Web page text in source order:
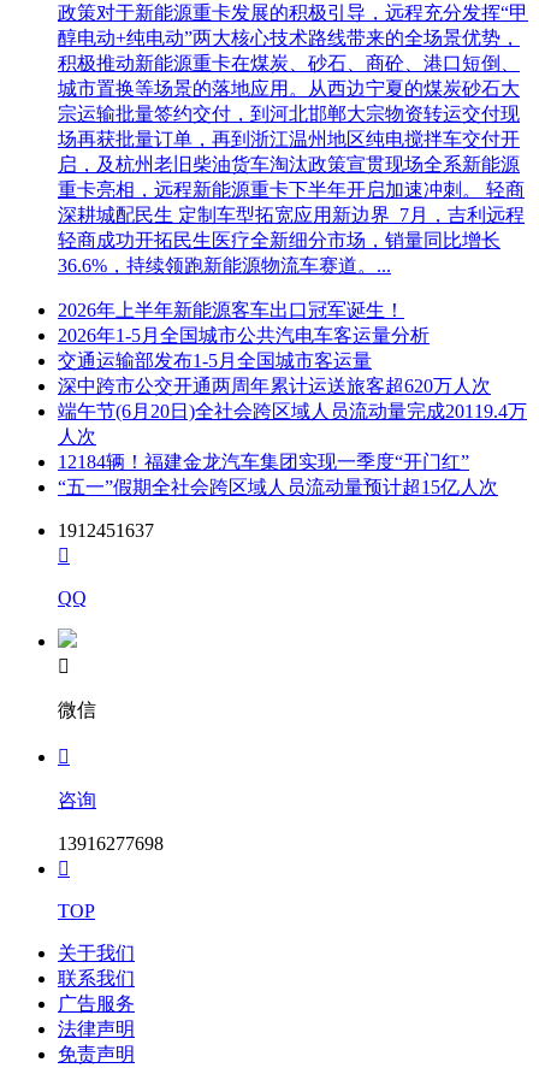
政策对于新能源重卡发展的积极引导，远程充分发挥“甲
醇电动+纯电动”两大核心技术路线带来的全场景优势，
积极推动新能源重卡在煤炭、砂石、商砼、港口短倒、
城市置换等场景的落地应用。从西边宁夏的煤炭砂石大
宗运输批量签约交付，到河北邯郸大宗物资转运交付现
场再获批量订单，再到浙江温州地区纯电搅拌车交付开
启，及杭州老旧柴油货车淘汰政策宣贯现场全系新能源
重卡亮相，远程新能源重卡下半年开启加速冲刺。 轻商
深耕城配民生 定制车型拓宽应用新边界 7月，吉利远程
轻商成功开拓民生医疗全新细分市场，销量同比增长
36.6%，持续领跑新能源物流车赛道。...
2026年上半年新能源客车出口冠军诞生！
2026年1-5月全国城市公共汽电车客运量分析
交通运输部发布1-5月全国城市客运量
深中跨市公交开通两周年累计运送旅客超620万人次
端午节(6月20日)全社会跨区域人员流动量完成20119.4万
人次
12184辆！福建金龙汽车集团实现一季度“开门红”
“五一”假期全社会跨区域人员流动量预计超15亿人次
1912451637

QQ

微信

咨询
13916277698

TOP
关于我们
联系我们
广告服务
法律声明
免责声明